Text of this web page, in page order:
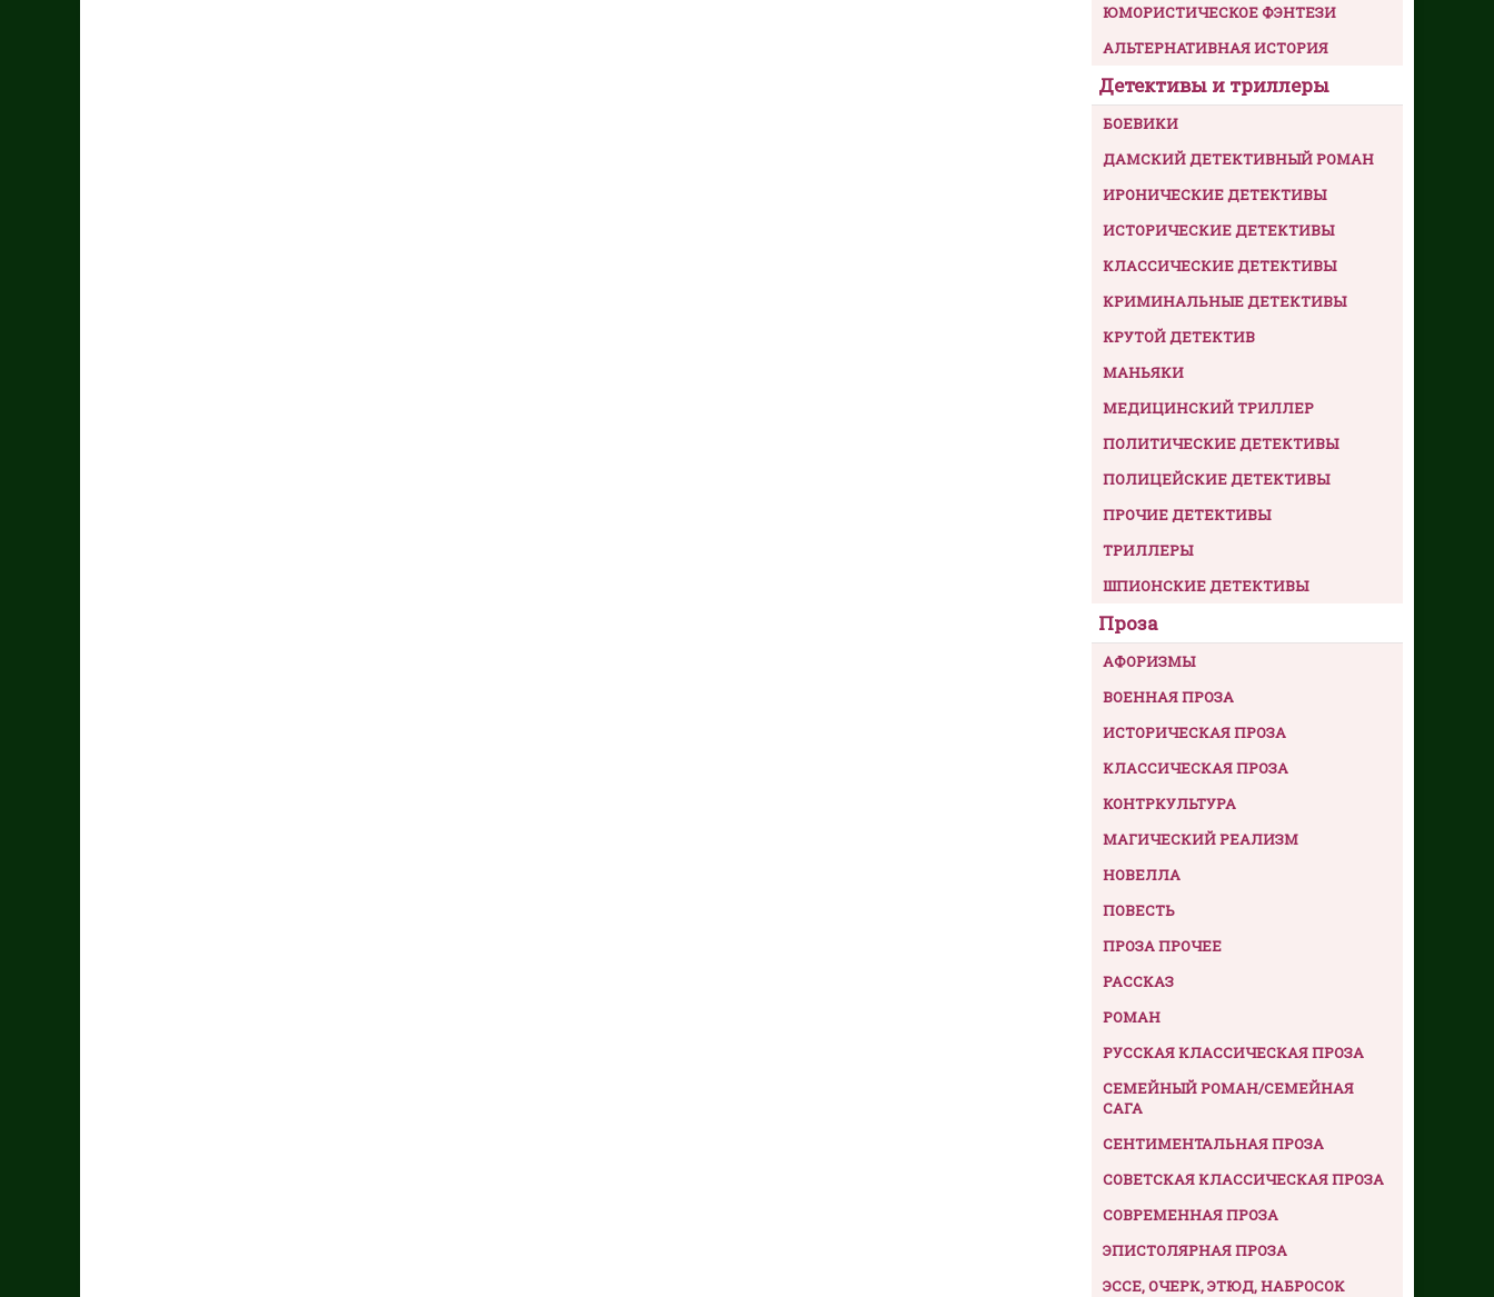
ЮМОРИСТИЧЕСКОЕ ФЭНТЕЗИ
АЛЬТЕРНАТИВНАЯ ИСТОРИЯ
Детективы и триллеры
БОЕВИКИ
ДАМСКИЙ ДЕТЕКТИВНЫЙ РОМАН
ИРОНИЧЕСКИЕ ДЕТЕКТИВЫ
ИСТОРИЧЕСКИЕ ДЕТЕКТИВЫ
КЛАССИЧЕСКИЕ ДЕТЕКТИВЫ
КРИМИНАЛЬНЫЕ ДЕТЕКТИВЫ
КРУТОЙ ДЕТЕКТИВ
МАНЬЯКИ
МЕДИЦИНСКИЙ ТРИЛЛЕР
ПОЛИТИЧЕСКИЕ ДЕТЕКТИВЫ
ПОЛИЦЕЙСКИЕ ДЕТЕКТИВЫ
ПРОЧИЕ ДЕТЕКТИВЫ
ТРИЛЛЕРЫ
ШПИОНСКИЕ ДЕТЕКТИВЫ
Проза
АФОРИЗМЫ
ВОЕННАЯ ПРОЗА
ИСТОРИЧЕСКАЯ ПРОЗА
КЛАССИЧЕСКАЯ ПРОЗА
КОНТРКУЛЬТУРА
МАГИЧЕСКИЙ РЕАЛИЗМ
НОВЕЛЛА
ПОВЕСТЬ
ПРОЗА ПРОЧЕЕ
РАССКАЗ
РОМАН
РУССКАЯ КЛАССИЧЕСКАЯ ПРОЗА
СЕМЕЙНЫЙ РОМАН/СЕМЕЙНАЯ
САГА
СЕНТИМЕНТАЛЬНАЯ ПРОЗА
СОВЕТСКАЯ КЛАССИЧЕСКАЯ ПРОЗА
СОВРЕМЕННАЯ ПРОЗА
ЭПИСТОЛЯРНАЯ ПРОЗА
ЭССЕ, ОЧЕРК, ЭТЮД, НАБРОСОК